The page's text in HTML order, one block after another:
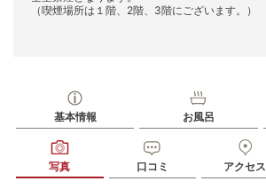
（喫煙場所は１階、2階、3階にございます。）
基本情報 お風呂
写真 口コミ アクセス